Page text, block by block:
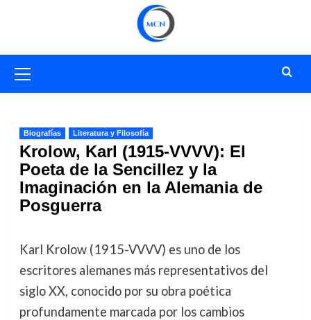
primario
Biografías Literatura y Filosofía
Krolow, Karl (1915-VVVV): El
Poeta de la Sencillez y la
Imaginación en la Alemania de
Posguerra
Karl Krolow (1915-VVVV) es uno de los
escritores alemanes más representativos del
siglo XX, conocido por su obra poética
profundamente marcada por los cambios